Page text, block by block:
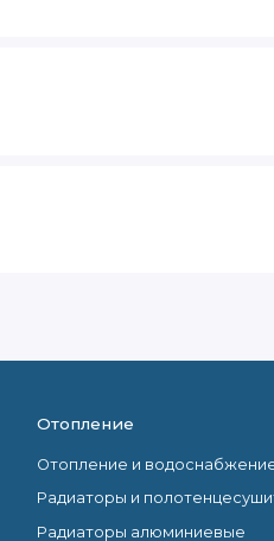
Отопление
Отопление и
Радиаторы и
Радиаторы алюминиевые